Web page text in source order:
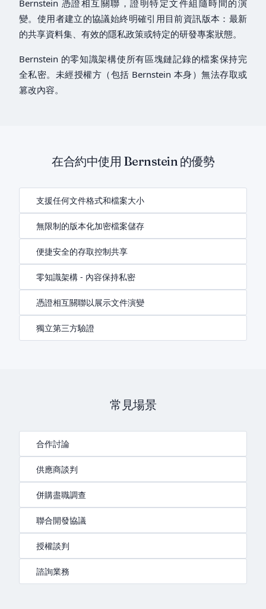
Bernstein 憑證相互關聯，證明特定文件組隨時間的演
變。使用者建立的協議始終明確引用目前資訊版本：最新
的共享資料集、有效的隱私政策或特定的研發專案狀態。
Bernstein 的零知識架構使所有區塊鏈記錄的檔案保持完
全私密。未經授權方（包括 Bernstein 本身）無法存取或
篡改內容。
在合約中使用 Bernstein 的優勢
支援任何文件格式和檔案大小
無限制的版本化加密檔案儲存
便捷安全的存取控制共享
零知識架構 - 內容保持私密
憑證相互關聯以展示文件演變
獨立第三方驗證
常見場景
合作討論
供應商談判
併購盡職調查
聯合開發協議
授權談判
諮詢業務